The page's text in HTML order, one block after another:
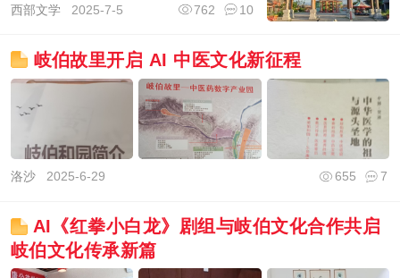
西部文学 2025-7-5 10
762
岐伯故里开启 AI 中医文化新征程
洛沙2025-6-29 7
655
AI《红拳小白龙》剧组与岐伯文化合作共启
岐伯文化传承新篇